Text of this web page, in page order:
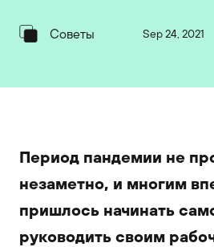
Советы Sep 24, 2021
Период пандемии не
незаметно, и многим
пришлось начинать
руководить своим